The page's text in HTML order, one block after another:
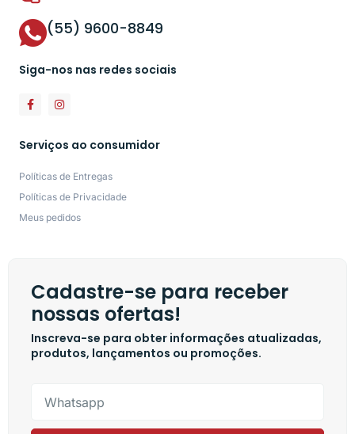
(55) 9600-8849
Siga-nos nas redes sociais
Serviços ao consumidor
Políticas de Entregas
Políticas de Privacidade
Meus pedidos
Cadastre-se para receber
nossas ofertas!
Inscreva-se para obter informações atualizadas,
produtos, lançamentos ou promoções.